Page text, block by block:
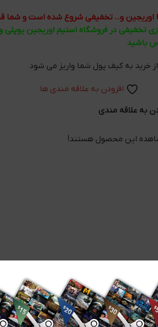
یا اوریجین و.. تخفیفی شروع شده است و شما
تخفیفی در فروشگاه استیم اوریجین یوپلی
باشید
افزودن به علاقه مندی ها
به علاقه مندی
این محصول هستند!